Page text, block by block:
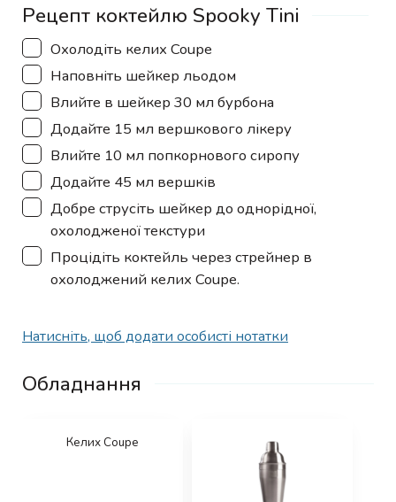
Рецепт коктейлю Spooky Tini
▢
Охолодіть келих Coupe
▢
Наповніть шейкер льодом
▢
Влийте в шейкер 30 мл бурбона
▢
Додайте 15 мл вершкового лікеру
▢
Влийте 10 мл попкорнового сиропу
▢
Додайте 45 мл вершків
▢
Добре струсіть шейкер до однорідної,
охолодженої текстури
▢
Процідіть коктейль через стрейнер в
охолоджений келих Coupe.
Натисніть, щоб додати особисті нотатки
Обладнання
Келих Coupe